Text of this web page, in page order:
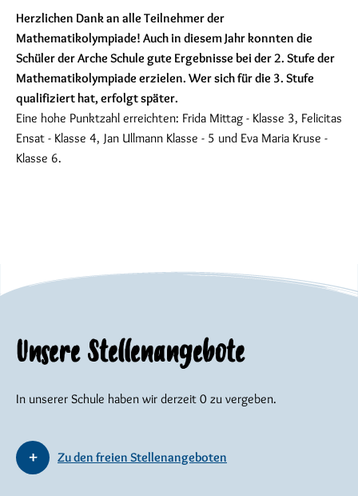
Herzlichen Dank an alle Teilnehmer der
Mathematikolympiade! Auch in diesem Jahr konnten die
Schüler der Arche Schule gute Ergebnisse bei der 2. Stufe der
Mathematikolympiade erzielen. Wer sich für die 3. Stufe
qualifiziert hat, erfolgt später.
Eine hohe Punktzahl erreichten: Frida Mittag - Klasse 3, Felicitas
Ensat - Klasse 4, Jan Ullmann Klasse - 5 und Eva Maria Kruse -
Klasse 6.
Unsere Stellenangebote
In unserer Schule haben wir derzeit 0 zu vergeben.
Zu den freien Stellenangeboten